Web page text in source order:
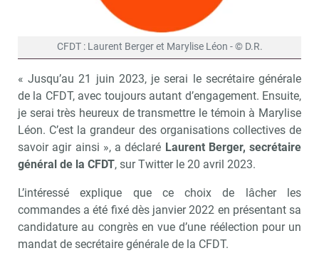
CFDT : Laurent Berger et Marylise Léon - © D.R.
« Jusqu’au 21 juin 2023, je serai le secrétaire générale
de la CFDT, avec toujours autant d’engagement. Ensuite,
je serai très heureux de transmettre le témoin à Marylise
Léon. C’est la grandeur des organisations collectives de
savoir agir ainsi », a déclaré Laurent Berger, secrétaire
général de la CFDT, sur Twitter le 20 avril 2023.
L’intéressé explique que ce choix de lâcher les
commandes a été fixé dès janvier 2022 en présentant sa
candidature au congrès en vue d’une réélection pour un
mandat de secrétaire générale de la CFDT.